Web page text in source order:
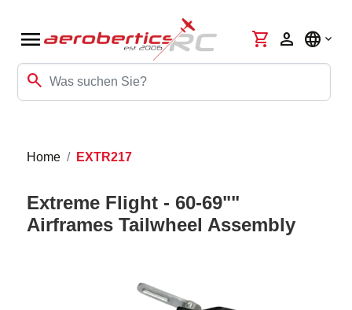
menu
search
shopping_cart person language
Home EXTR217
Extreme Flight - 60-69""
Airframes Tailwheel Assembly